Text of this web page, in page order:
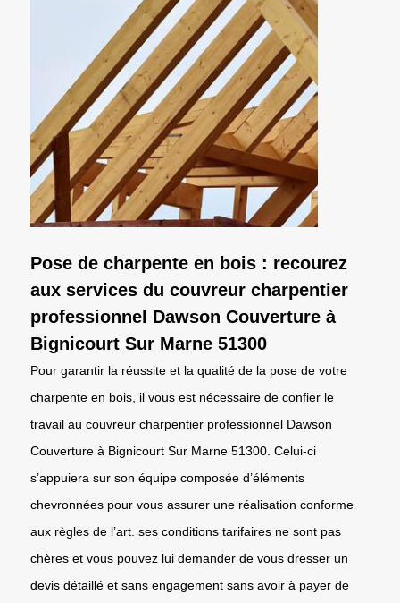
Pose de charpente en bois : recourez
aux services du couvreur charpentier
professionnel Dawson Couverture à
Bignicourt Sur Marne 51300
Pour garantir la réussite et la qualité de la pose de votre
charpente en bois, il vous est nécessaire de confier le
travail au couvreur charpentier professionnel Dawson
Couverture à Bignicourt Sur Marne 51300. Celui-ci
s’appuiera sur son équipe composée d’éléments
chevronnées pour vous assurer une réalisation conforme
aux règles de l’art. ses conditions tarifaires ne sont pas
chères et vous pouvez lui demander de vous dresser un
devis détaillé et sans engagement sans avoir à payer de